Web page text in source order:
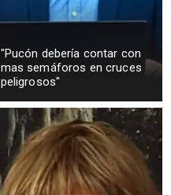
"Pucón debería contar con
mas semáforos en cruces
peligrosos"